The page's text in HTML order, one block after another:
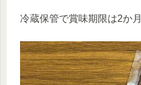
冷蔵保管で賞味期限は2か